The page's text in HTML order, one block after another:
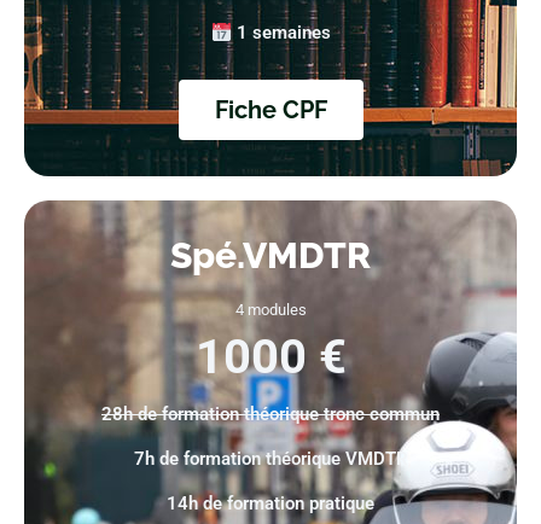
1 semaines
Fiche CPF
Spé.VMDTR
4 modules
1000 €
28h de formation théorique tronc commun
7h de formation théorique VMDTR
14h de formation pratique